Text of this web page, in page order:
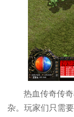
热血传奇传
杂。玩家们只需